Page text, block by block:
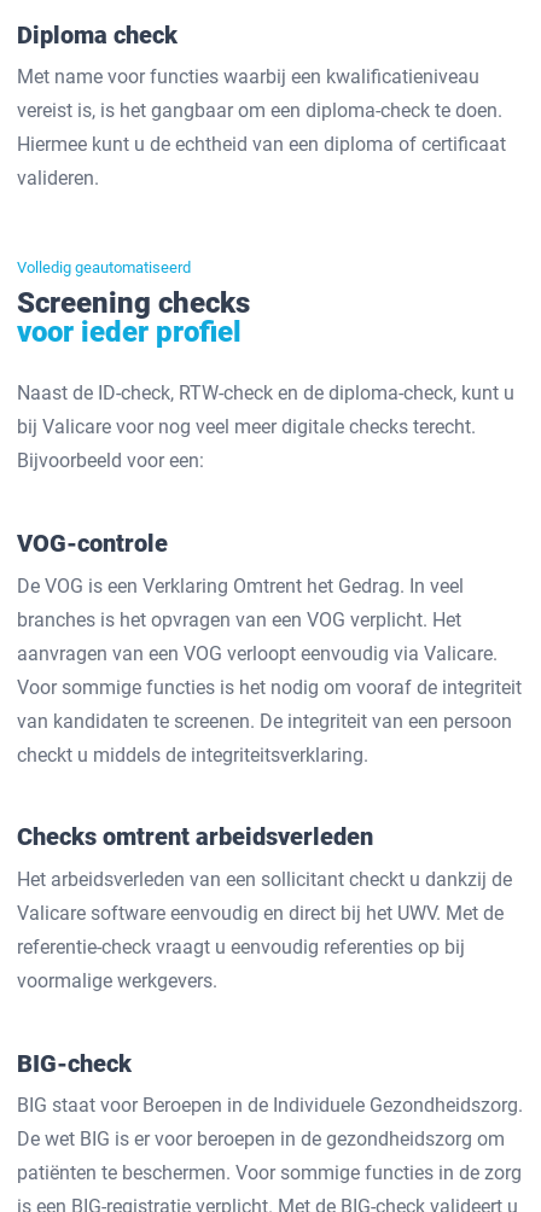
Diploma check
Met name voor functies waarbij een kwalificatieniveau
vereist is, is het gangbaar om een diploma-check te doen.
Hiermee kunt u de echtheid van een diploma of certificaat
valideren.
Volledig geautomatiseerd
Screening checks
voor ieder profiel
Naast de ID-check, RTW-check en de diploma-check, kunt u
bij Valicare voor nog veel meer digitale checks terecht.
Bijvoorbeeld voor een:
VOG-controle
De VOG is een Verklaring Omtrent het Gedrag. In veel
branches is het opvragen van een VOG verplicht. Het
aanvragen van een VOG verloopt eenvoudig via Valicare.
Voor sommige functies is het nodig om vooraf de integriteit
van kandidaten te screenen. De integriteit van een persoon
checkt u middels de integriteitsverklaring.
Checks omtrent arbeidsverleden
Het arbeidsverleden van een sollicitant checkt u dankzij de
Valicare software eenvoudig en direct bij het UWV. Met de
referentie-check vraagt u eenvoudig referenties op bij
voormalige werkgevers.
BIG-check
BIG staat voor Beroepen in de Individuele Gezondheidszorg.
De wet BIG is er voor beroepen in de gezondheidszorg om
patiënten te beschermen. Voor sommige functies in de zorg
is een BIG-registratie verplicht. Met de BIG-check valideert u